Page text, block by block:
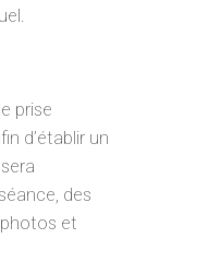
prise
d’établir un
des
et